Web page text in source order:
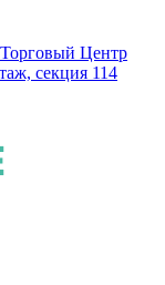
Центр
секция 114